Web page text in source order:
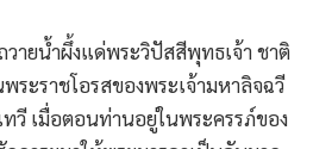
ายน้ำผึ้งแด่พระวิปัสสีพุทธเจ้า ชาติ
ระราชโอรสของพระเจ้ามหาลิจฉวี
วี เมื่อตอนท่านอยู่ในพระครรภ์ของ